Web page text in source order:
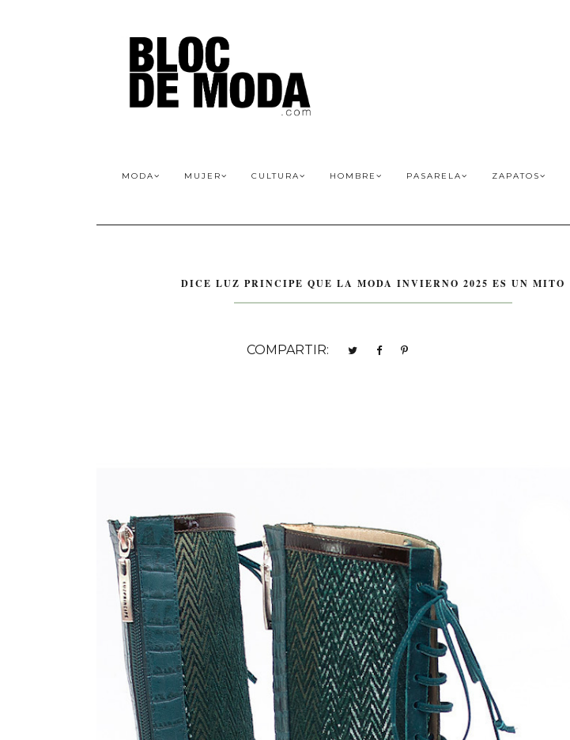
MODA MUJER CULTURA HOMBRE PASARELA ZAPATOS
DICE LUZ PRINCIPE QUE LA MODA INVIERNO 2025 ES UN MITO
COMPARTIR: